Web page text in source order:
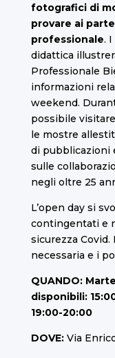
fotografici di
provare ai
professionale.
didattica
Professionale
informazioni
weekend.
possibile
le mostre
di pubblicazioni
sulle
negli oltre 25
L’open day si
contingentati e
sicurezza
necessaria e i
QUANDO:
disponibili:
19:00-20:00
DOVE:Via